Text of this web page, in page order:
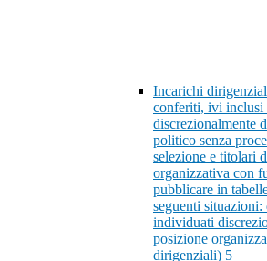
Incarichi
conferiti, ivi inclusi
discrezionalmente
politico senza
selezione e titolari
organizzativa con
pubblicare in
seguenti
individuati
posizione
dirigenziali) 5